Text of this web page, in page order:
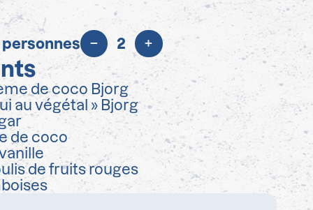
2
de coco Bjorg
au végétal » Bjorg
de coco
de fruits rouges